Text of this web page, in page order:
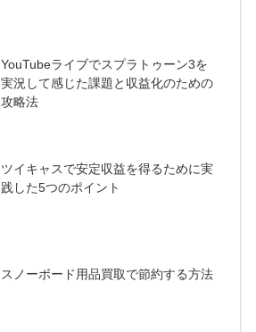
YouTubeライブでスプラトゥーン3を
実況して感じた課題と収益化のための
攻略法
ツイキャスで安定収益を得るために実
践した5つのポイント
スノーボード用品買取で節約する方法